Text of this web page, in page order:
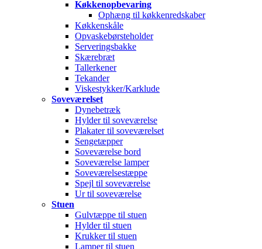
Køkkenopbevaring
Ophæng til køkkenredskaber
Køkkenskåle
Opvaskebørsteholder
Serveringsbakke
Skærebræt
Tallerkener
Tekander
Viskestykker/Karklude
Soveværelset
Dynebetræk
Hylder til soveværelse
Plakater til soveværelset
Sengetæpper
Soveværelse bord
Soveværelse lamper
Soveværelsestæppe
Spejl til soveværelse
Ur til soveværelse
Stuen
Gulvtæppe til stuen
Hylder til stuen
Krukker til stuen
Lamper til stuen